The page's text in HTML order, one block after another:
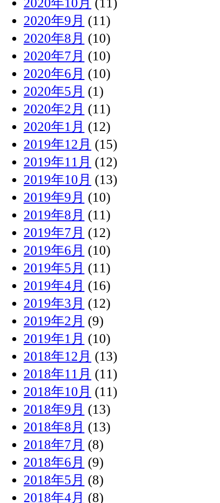
2020年10月 (11)
2020年9月 (11)
2020年8月 (10)
2020年7月 (10)
2020年6月 (10)
2020年5月 (1)
2020年2月 (11)
2020年1月 (12)
2019年12月 (15)
2019年11月 (12)
2019年10月 (13)
2019年9月 (10)
2019年8月 (11)
2019年7月 (12)
2019年6月 (10)
2019年5月 (11)
2019年4月 (16)
2019年3月 (12)
2019年2月 (9)
2019年1月 (10)
2018年12月 (13)
2018年11月 (11)
2018年10月 (11)
2018年9月 (13)
2018年8月 (13)
2018年7月 (8)
2018年6月 (9)
2018年5月 (8)
2018年4月 (8)